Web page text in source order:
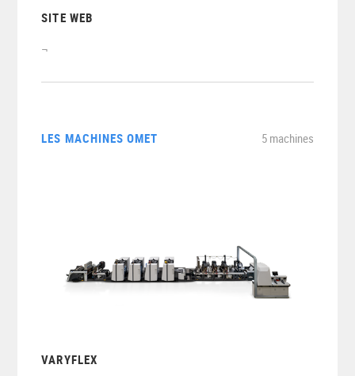
SITE WEB
5 machines
LES MACHINES OMET
VARYFLEX